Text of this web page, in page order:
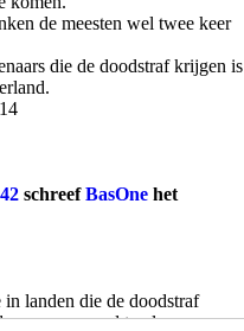
de meesten wel twee keer
die de doodstraf krijgen is
schreefBasOne het
landen die de doodstraf
van een moord te plegen.